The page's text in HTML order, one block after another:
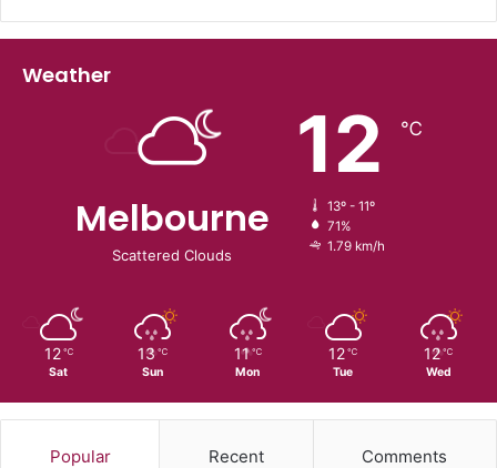
Weather
Melbourne
Scattered Clouds
12 ℃
13º - 11º
71%
1.79 km/h
12 ℃
Sat
13 ℃
Sun
11 ℃
Mon
12 ℃
Tue
12 ℃
Wed
Popular Recent Comments